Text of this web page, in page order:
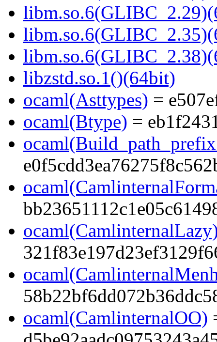
libzstd.so.1()(64bit)
ocaml(Asttypes) =
ocaml(Btype) =
ocaml(CamlinternalOO)